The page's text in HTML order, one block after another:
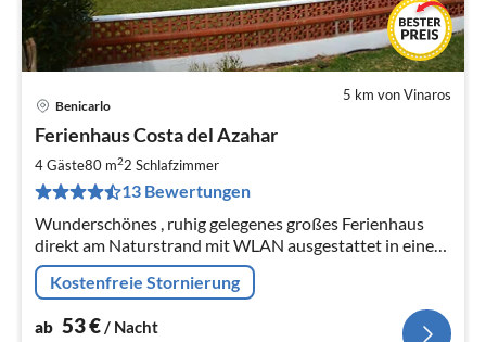
5 km von Vinaros
Benicarlo
Ferienhaus Costa del Azahar
4 Gäste80 m22 Schlafzimmer
13 Bewertungen
Wunderschönes , ruhig gelegenes großes Ferienhaus
direkt am Naturstrand mit WLAN ausgestattet in einer
ruhigen Feriensiedlung am Meer
Kostenfreie Stornierung
ab 53€/ Nacht